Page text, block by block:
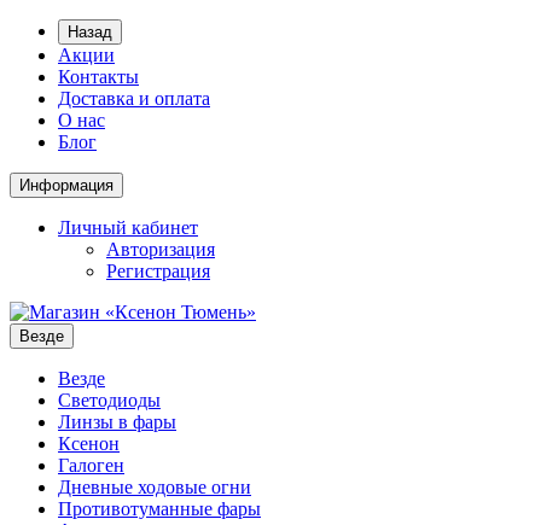
Назад
Акции
Контакты
Доставка и оплата
О нас
Блог
Информация
Личный кабинет
Авторизация
Регистрация
Везде
Везде
Светодиоды
Линзы в фары
Ксенон
Галоген
Дневные ходовые огни
Противотуманные фары